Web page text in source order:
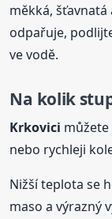
měkká, šťavnatá
odpařuje,
ve vodě.
Na kolik
Krkovici můžete
nebo rychleji
Nižší teplota se
maso a výrazný